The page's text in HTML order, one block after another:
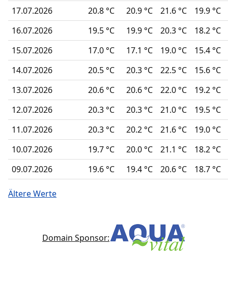
17.07.2026
20.8 °C 20.9 °C 21.6 °C
19.9 °C
16.07.2026
19.5 °C 19.9 °C 20.3 °C
18.2 °C
15.07.2026
17.0 °C 17.1 °C 19.0 °C
15.4 °C
14.07.2026
20.5 °C 20.3 °C 22.5 °C
15.6 °C
13.07.2026
20.6 °C 20.6 °C 22.0 °C
19.2 °C
12.07.2026
20.3 °C 20.3 °C 21.0 °C
19.5 °C
11.07.2026
20.3 °C 20.2 °C 21.6 °C
19.0 °C
10.07.2026
19.7 °C 20.0 °C 21.1 °C
18.2 °C
09.07.2026
19.6 °C 19.4 °C 20.6 °C 18.7 °C
Ältere Werte
Domain Sponsor: